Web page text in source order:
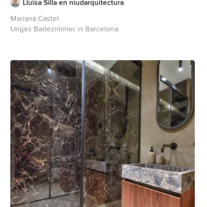
Lluïsa Silla en niudarquitectura
Mariana Castel
Uriges Badezimmer in Barcelona